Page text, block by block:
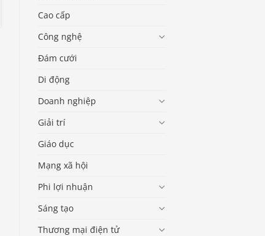
Cao cấp
Công nghệ
Đám cưới
Di động
Doanh nghiệp
Giải trí
Giáo dục
Mạng xã hội
Phi lợi nhuận
Sáng tạo
Thương mại điện tử